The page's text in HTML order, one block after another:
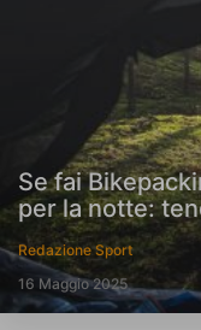
Se fai
per la notte:
Redazione Sport
16 Maggio 2025